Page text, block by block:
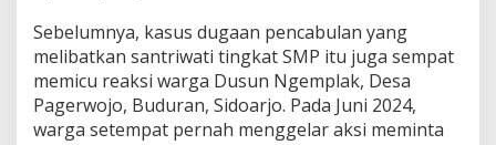
Sebelumnya, kasus dugaan pencabulan yang
melibatkan santriwati tingkat SMP itu juga sempat
memicu reaksi warga Dusun Ngemplak, Desa
Pagerwojo, Buduran, Sidoarjo. Pada Juni 2024,
warga setempat pernah menggelar aksi meminta